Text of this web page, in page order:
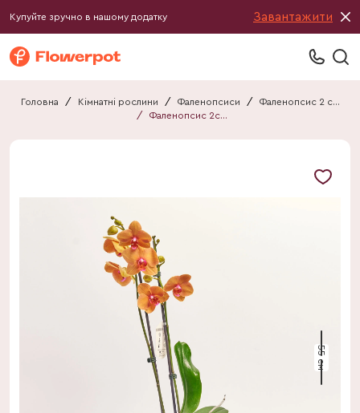
Купуйте зручно в нашому додатку Завантажити
Головна / Кімнатні рослини / Фаленопсиси /
Фаленопсис 2 стебла
/
Фаленопсис 2ст. мікс
55 см